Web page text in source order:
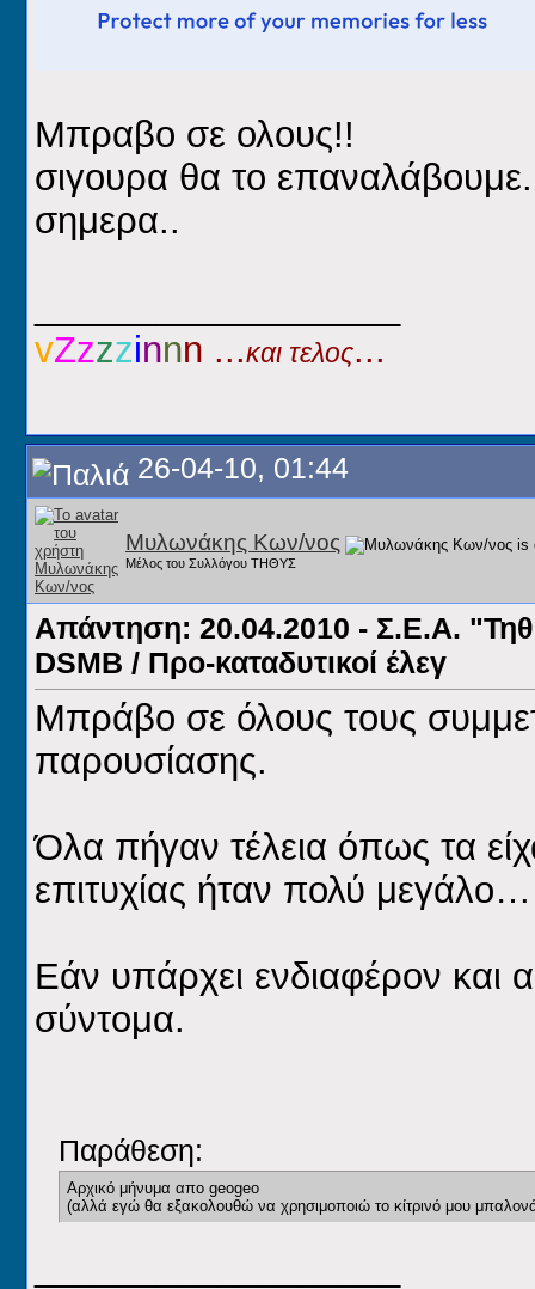
Μπραβο σε ολους!!
σιγουρα θα το
σημερα..
vΖzzzinnn ...και τελος...
26-04-10, 01:44
Μυλωνάκης Κων/νος
Μέλος του Συλλόγου ΤΗΘΥΣ
Απάντηση: 20.04.2010 - Σ.Ε.Α.
DSMB / Προ-καταδυτικοί έλεγ
Μπράβο σε όλους τους
παρουσίασης.
Όλα πήγαν τέλεια όπως τα
επιτυχίας ήταν πολύ μεγάλο…
Εάν υπάρχει ενδιαφέρον
σύντομα.
Παράθεση:
Αρχικό μήνυμα απο geogeo
(αλλά εγώ θα εξακολουθώ να χρησιμοποιώ το κίτρινό μου